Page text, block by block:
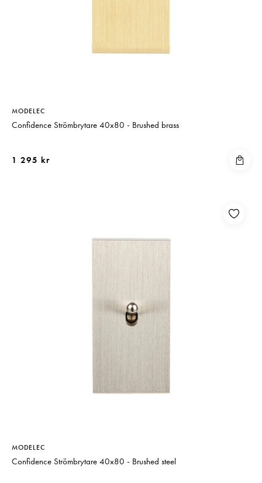
MODELEC
Confidence Strömbrytare 40x80 - Brushed brass
1 295 kr
MODELEC
Confidence Strömbrytare 40x80 - Brushed steel